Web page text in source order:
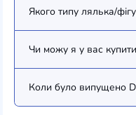
Якого типу лялька/
Чи можу я у вас
Коли було випущено